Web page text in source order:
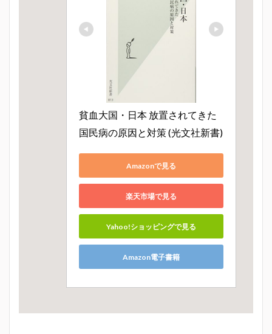
貧血大国・日本 放置されてきた
国民病の原因と対策 (光文社新書)
Amazonで見る
楽天市場で見る
Yahoo!ショッピングで見る
Amazon電子書籍